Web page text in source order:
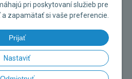
pri poskytovaní služieb pre
zapamätať si vaše preferencie.
Prijať
Nastaviť